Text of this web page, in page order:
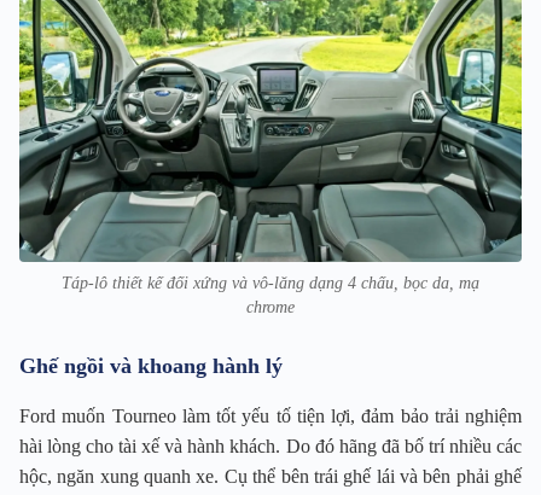
Táp-lô thiết kế đối xứng và vô-lăng dạng 4 chấu, bọc da, mạ
chrome
Ghế ngồi và khoang hành lý
Ford muốn Tourneo làm tốt yếu tố tiện lợi, đảm bảo trải nghiệm
hài lòng cho tài xế và hành khách. Do đó hãng đã bố trí nhiều các
hộc, ngăn xung quanh xe. Cụ thể bên trái ghế lái và bên phải ghế